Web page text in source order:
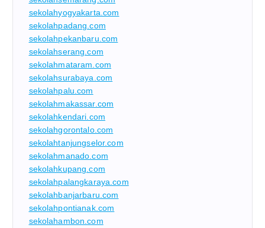
sekolahyogyakarta.com
sekolahpadang.com
sekolahpekanbaru.com
sekolahserang.com
sekolahmataram.com
sekolahsurabaya.com
sekolahpalu.com
sekolahmakassar.com
sekolahkendari.com
sekolahgorontalo.com
sekolahtanjungselor.com
sekolahmanado.com
sekolahkupang.com
sekolahpalangkaraya.com
sekolahbanjarbaru.com
sekolahpontianak.com
sekolahambon.com